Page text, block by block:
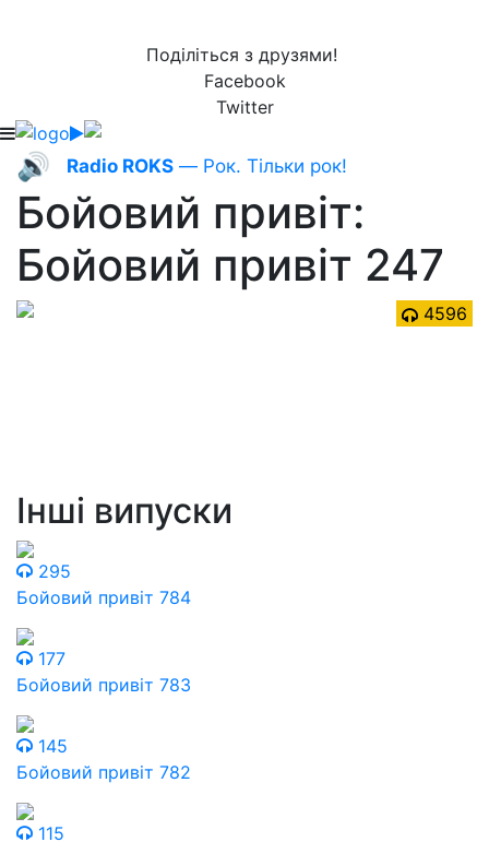
Поділіться з друзями!
Facebook
Twitter
🔊 Radio ROKS — Рок. Тільки рок!
Бойовий привіт:
Бойовий привіт 247
4596
Інші випуски
295
Бойовий привіт 784
177
Бойовий привіт 783
145
Бойовий привіт 782
115